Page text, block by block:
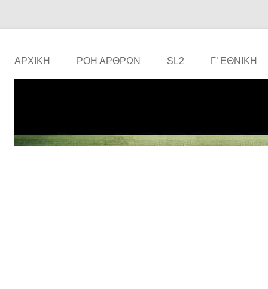
ΑΡΧΙΚΗ ΡΟΗ ΑΡΘΡΩΝ SL2 Γ’ ΕΘΝΙΚΉ